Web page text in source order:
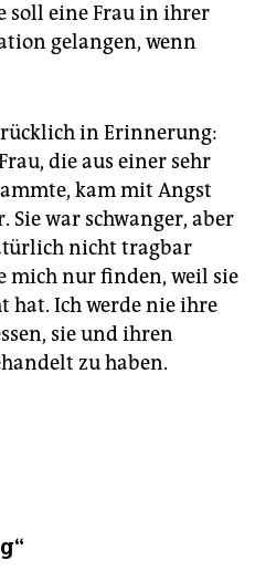
soll eine Frau in ihrer
gelangen, wenn
in Erinnerung:
die aus einer sehr
kam mit Angst
Sie war schwanger, aber
nicht tragbar
mich nur finden, weil sie
hat. Ich werde nie ihre
sie und ihren
zu haben.